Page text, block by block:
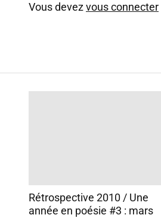
Vous devezvous connecter
Rétrospective 2010 / Une
année en poésie #3 : mars